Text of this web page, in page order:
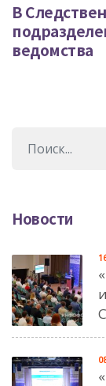
В
ведомства
Новости